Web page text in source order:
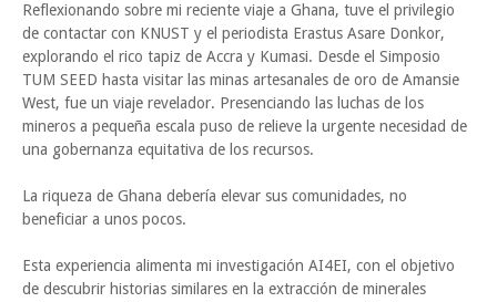
Reflexionando sobre mi reciente viaje a Ghana, tuve el privilegio
de contactar con KNUST y el periodista Erastus Asare Donkor,
explorando el rico tapiz de Accra y Kumasi. Desde el Simposio
TUM SEED hasta visitar las minas artesanales de oro de Amansie
West, fue un viaje revelador. Presenciando las luchas de los
mineros a pequeña escala puso de relieve la urgente necesidad de
una gobernanza equitativa de los recursos.
La riqueza de Ghana debería elevar sus comunidades, no
beneficiar a unos pocos.
Esta experiencia alimenta mi investigación AI4EI, con el objetivo
de descubrir historias similares en la extracción de minerales